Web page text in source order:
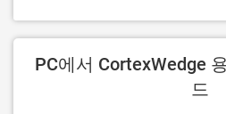
PC에서 CortexWedge
드